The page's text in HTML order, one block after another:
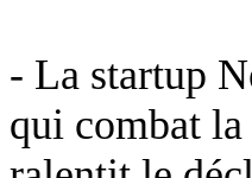
- La startup
qui combat